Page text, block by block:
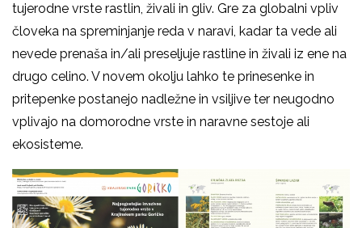
tujerodne vrste rastlin, živali in gliv. Gre za globalni vpliv
človeka na spreminjanje reda v naravi, kadar ta vede ali
nevede prenaša in/ali preseljuje rastline in živali iz ene na
drugo celino. V novem okolju lahko te prinesenke in
pritepenke postanejo nadležne in vsiljive ter neugodno
vplivajo na domorodne vrste in naravne sestoje ali
ekosisteme.